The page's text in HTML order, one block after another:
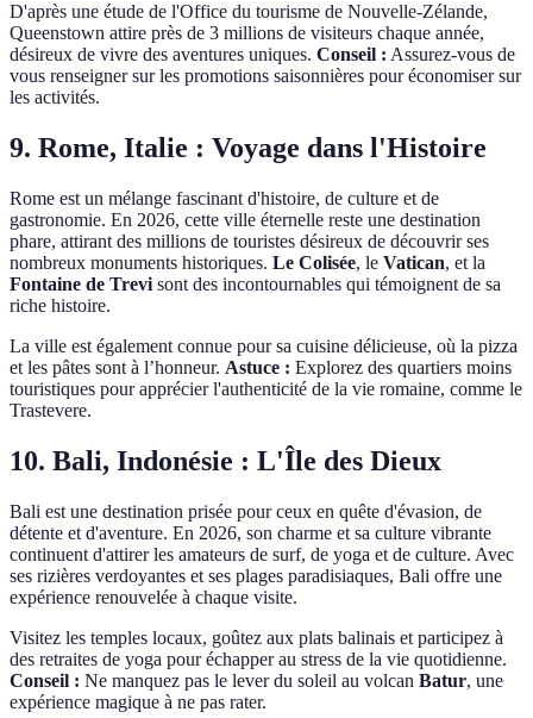
D'après une étude de l'Office du tourisme de Nouvelle-Zélande,
Queenstown attire près de 3 millions de visiteurs chaque année,
désireux de vivre des aventures uniques. Conseil : Assurez-vous de
vous renseigner sur les promotions saisonnières pour économiser sur
les activités.
9. Rome, Italie : Voyage dans l'Histoire
Rome est un mélange fascinant d'histoire, de culture et de
gastronomie. En 2026, cette ville éternelle reste une destination
phare, attirant des millions de touristes désireux de découvrir ses
nombreux monuments historiques. Le Colisée, le Vatican, et la
Fontaine de Trevi sont des incontournables qui témoignent de sa
riche histoire.
La ville est également connue pour sa cuisine délicieuse, où la pizza
et les pâtes sont à l’honneur. Astuce : Explorez des quartiers moins
touristiques pour apprécier l'authenticité de la vie romaine, comme le
Trastevere.
10. Bali, Indonésie : L'Île des Dieux
Bali est une destination prisée pour ceux en quête d'évasion, de
détente et d'aventure. En 2026, son charme et sa culture vibrante
continuent d'attirer les amateurs de surf, de yoga et de culture. Avec
ses rizières verdoyantes et ses plages paradisiaques, Bali offre une
expérience renouvelée à chaque visite.
Visitez les temples locaux, goûtez aux plats balinais et participez à
des retraites de yoga pour échapper au stress de la vie quotidienne.
Conseil : Ne manquez pas le lever du soleil au volcan Batur, une
expérience magique à ne pas rater.